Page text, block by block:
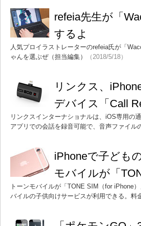
refeia先生が「
するよ
人気プロイラストレーターのrefeia氏が「
ゃんを選ぶぜ（担当編集）
（2018/5/18）
リンクス、
デバイス「Call
リンクスインターナショナルは、iOS専用の
アプリでの会話を録音可能で、音声ファイル
iPhoneで子ども
モバイルが「
トーンモバイルが「TONE SIM（for iPhone
バイルの子供向けサービスが利用できる。料